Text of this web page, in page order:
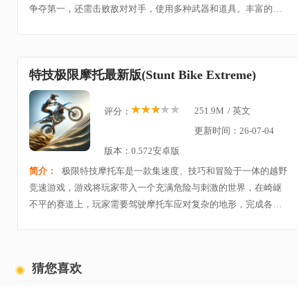
争夺第一，还需击败敌对对手，使用多种武器和道具。丰富的赛
特技极限摩托最新版(Stunt Bike Extreme)
评分： 251.9M / 英文
更新时间：26-07-04
版本：0.572安卓版
简介：
极限特技摩托车是一款集速度、技巧和冒险于一体的越野
竞速游戏，游戏将玩家带入一个充满危险与刺激的世界，在崎岖
不平的赛道上，玩家需要驾驶摩托车应对复杂的地形，完成各项
猜您喜欢